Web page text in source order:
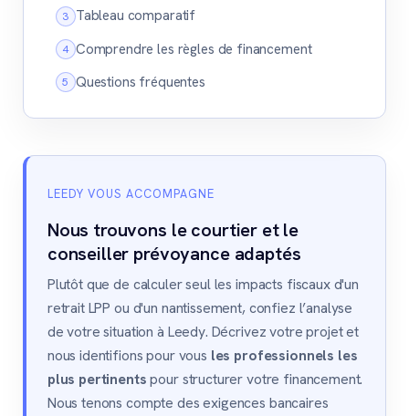
Tableau comparatif
Comprendre les règles de financement
Questions fréquentes
LEEDY VOUS ACCOMPAGNE
Nous trouvons le courtier et le
conseiller prévoyance adaptés
Plutôt que de calculer seul les impacts fiscaux d'un
retrait LPP ou d'un nantissement, confiez l’analyse
de votre situation à Leedy. Décrivez votre projet et
nous identifions pour vous les professionnels les
plus pertinentspour structurer votre financement.
Nous tenons compte des exigences bancaires